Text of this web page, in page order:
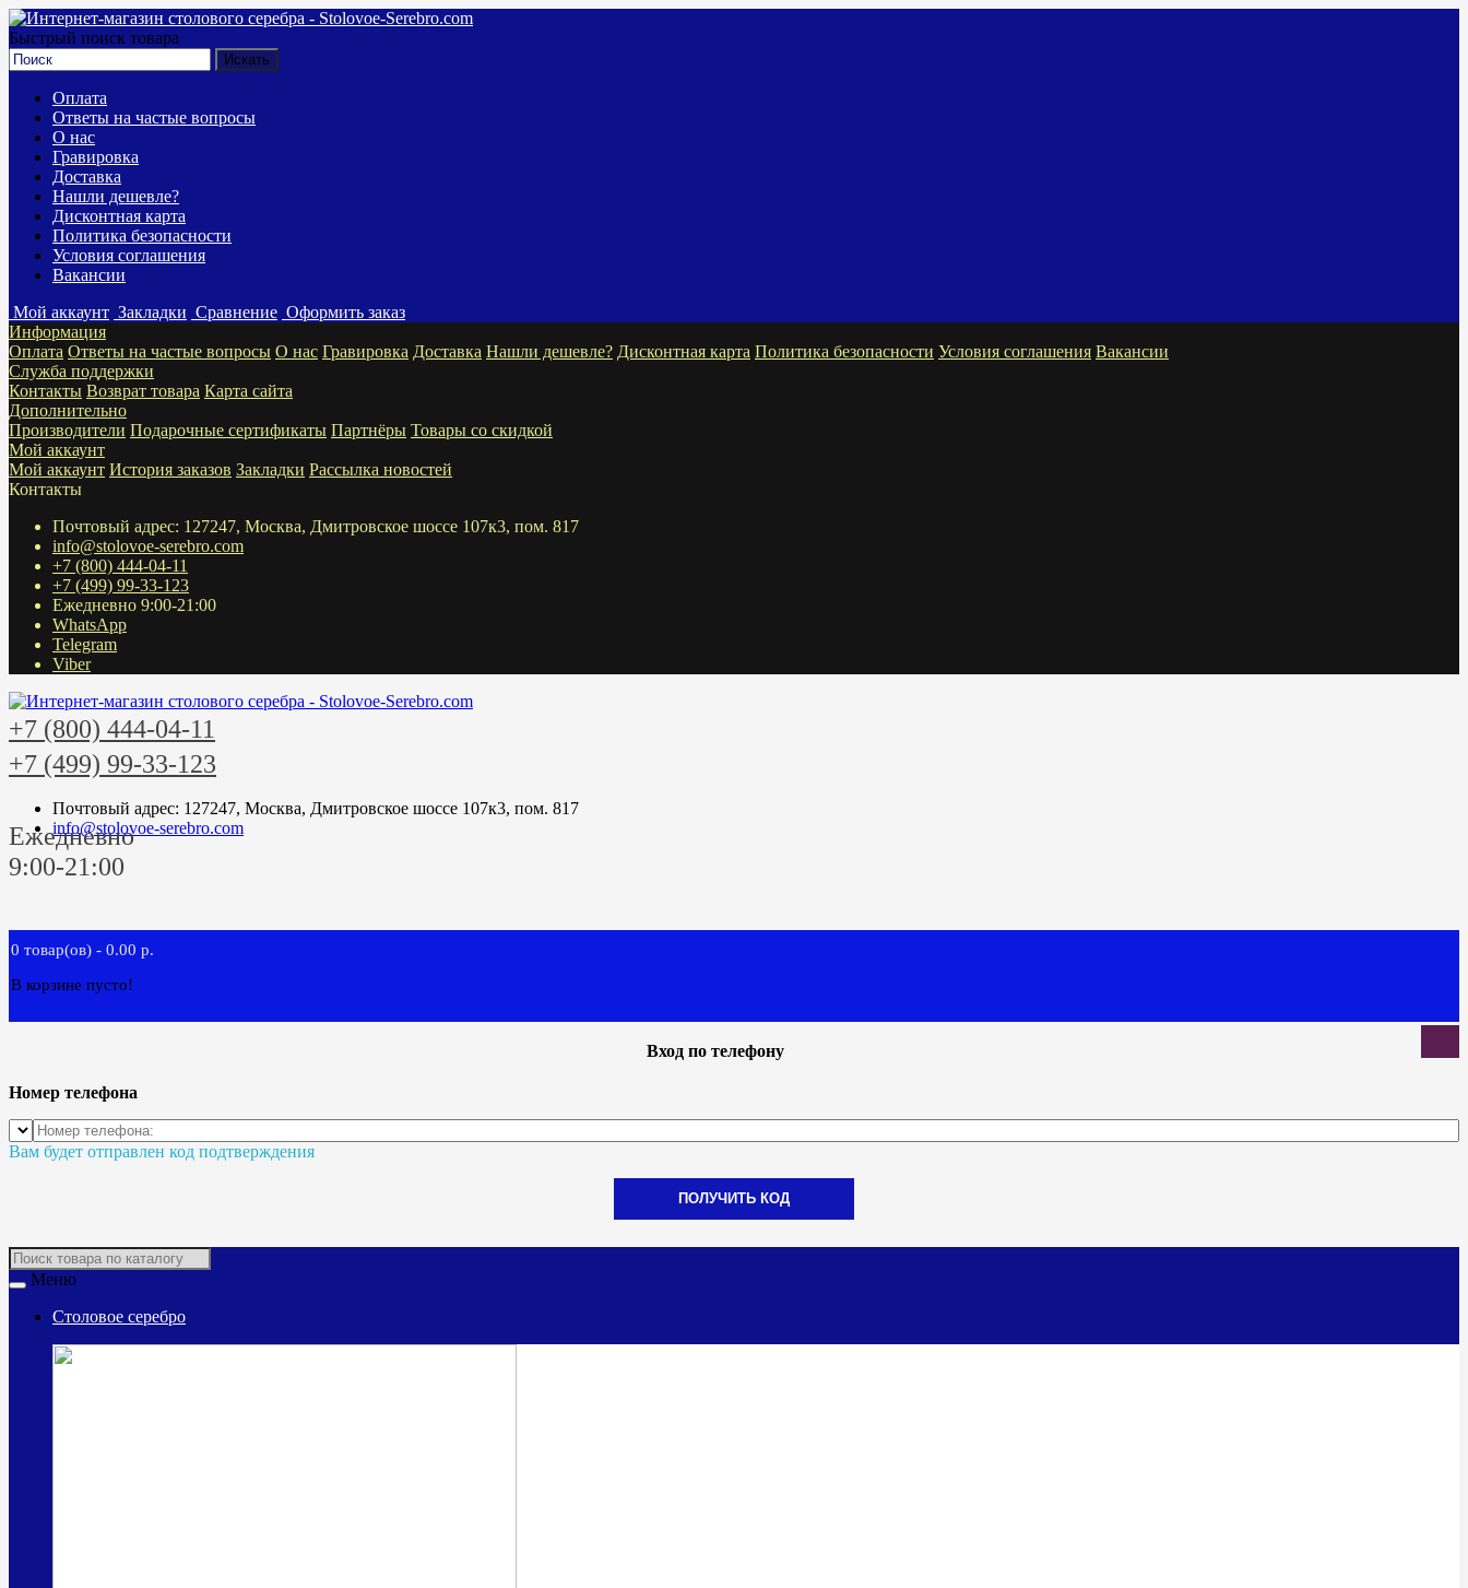
Быстрый поиск товара
Оплата
Ответы на частые вопросы
О нас
Гравировка
Доставка
Нашли дешевле?
Дисконтная карта
Политика безопасности
Условия соглашения
Вакансии
Мой аккаунт Закладки Сравнение Оформить заказ
Информация
Оплата Ответы на частые вопросы О нас Гравировка Доставка Нашли дешевле? Дисконтная карта Политика безопасности Условия соглашения Вакансии
Служба поддержки
Контакты Возврат товара Карта сайта
Дополнительно
Производители Подарочные сертификаты Партнёры Товары со скидкой
Мой аккаунт
Мой аккаунт История заказов Закладки Рассылка новостей
Контакты
Почтовый адрес: 127247, Москва, Дмитровское шоссе 107к3, пом. 817
info@stolovoe-serebro.com
+7 (800) 444-04-11
+7 (499) 99-33-123
Ежедневно 9:00-21:00
WhatsApp
Telegram
Viber
+7 (800) 444-04-11
+7 (499) 99-33-123
Почтовый адрес: 127247, Москва, Дмитровское шоссе 107к3, пом. 817
info@stolovoe-serebro.com
Ежедневно
9:00-21:00
0 товар(ов) - 0.00 р.
В корзине пусто!
Вход по телефону
Номер телефона
Вам будет отправлен код подтверждения
ПОЛУЧИТЬ КОД
Меню
Столовое серебро